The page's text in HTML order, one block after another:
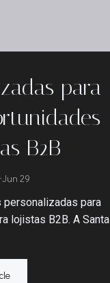
para
B2B
Jun 29
para
lojistas B2B. A Santa